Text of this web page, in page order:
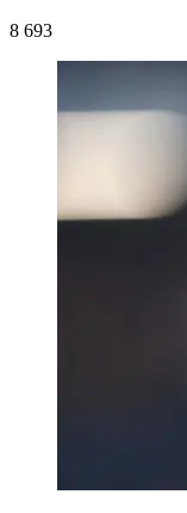
8 693